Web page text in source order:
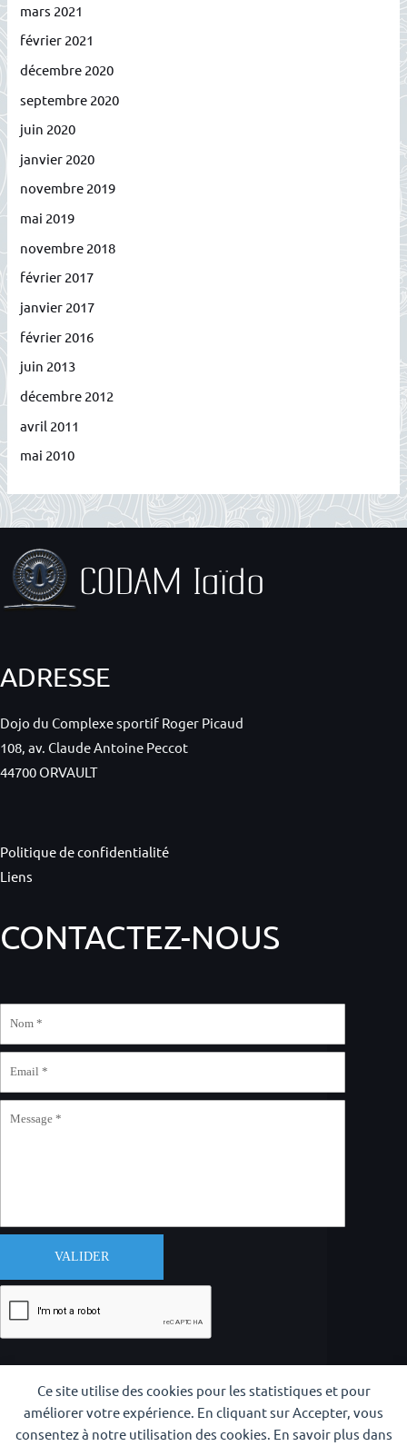
Ce site utilise des cookies pour les statistiques et pour
améliorer votre expérience. En cliquant sur Accepter, vous
consentez à notre utilisation des cookies. En savoir plus dans
mars 2021
février 2021
décembre 2020
septembre 2020
juin 2020
janvier 2020
novembre 2019
mai 2019
novembre 2018
février 2017
janvier 2017
février 2016
juin 2013
décembre 2012
avril 2011
mai 2010
ADRESSE
Dojo du Complexe sportif Roger Picaud
108, av. Claude Antoine Peccot
44700 ORVAULT
Politique de confidentialité
Liens
CONTACTEZ-NOUS
VALIDER